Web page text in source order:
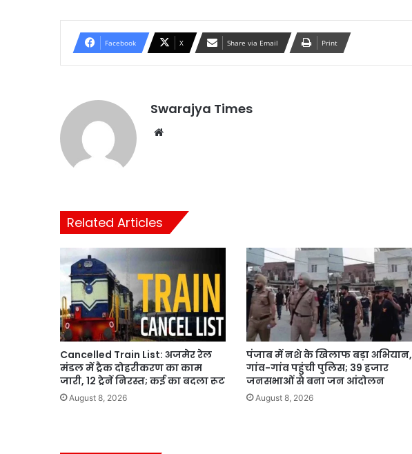
Facebook X Share via Email Print
Swarajya Times
Related Articles
Cancelled Train List: अजमेर रेल
मंडल में ट्रैक दोहरीकरण का काम
जारी, 12 ट्रेनें निरस्त; कई का बदला रूट
August 8, 2026
पंजाब में नशे के खिलाफ बड़ा अभियान,
गांव-गांव पहुंची पुलिस; 39 हजार
जनसभाओं से बना जन आंदोलन
August 8, 2026